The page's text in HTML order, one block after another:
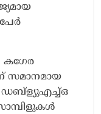
കഗേര
സമാനമായ
ഡബ്ള്യുഎച്ച്ഒ